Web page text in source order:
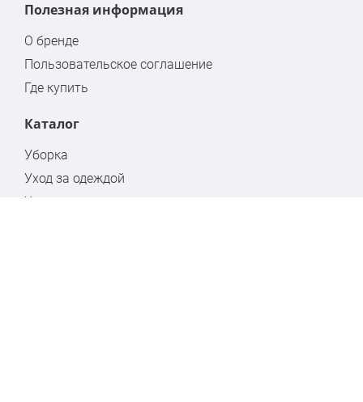
Полезная информация
О бренде
Пользовательское соглашение
Где купить
Каталог
Уборка
Уход за одеждой
Хранение